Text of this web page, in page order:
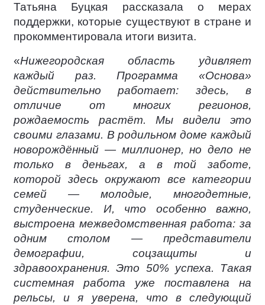
Татьяна Буцкая рассказала о мерах
поддержки, которые существуют в стране и
прокомментировала итоги визита.
«Нижегородская область удивляет
каждый раз. Программа «Основа»
действительно работает: здесь, в
отличие от многих регионов,
рождаемость растёт. Мы видели это
своими глазами. В родильном доме каждый
новорождённый — миллионер, но дело не
только в деньгах, а в той заботе,
которой здесь окружают все категории
семей — молодые, многодетные,
студенческие. И, что особенно важно,
выстроена межведомственная работа: за
одним столом — представители
демографии, соцзащиты и
здравоохранения. Это 50% успеха. Такая
системная работа уже поставлена на
рельсы, и я уверена, что в следующий